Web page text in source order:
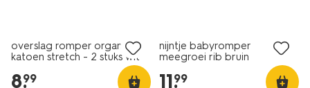
overslag romper organic
katoen stretch - 2 stuks wit
8.
99
nijntje babyromper
meegroei rib bruin
11.
99